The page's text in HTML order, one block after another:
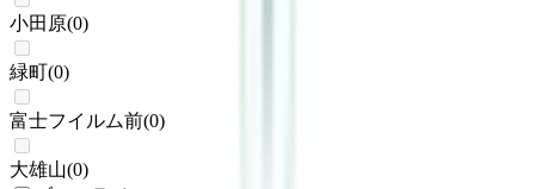
小田原(0)
緑町(0)
富士フイルム前(0)
大雄山(0)